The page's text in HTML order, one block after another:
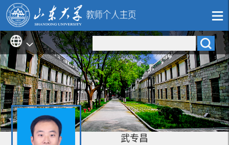
武专昌